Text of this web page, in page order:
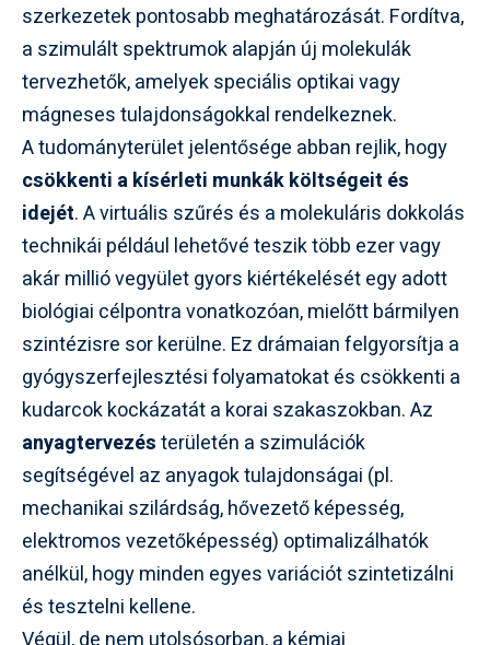
szerkezetek pontosabb meghatározását. Fordítva,
a szimulált spektrumok alapján új molekulák
tervezhetők, amelyek speciális optikai vagy
mágneses tulajdonságokkal rendelkeznek.
A tudományterület jelentősége abban rejlik, hogy
csökkenti a kísérleti munkák költségeit és
idejét. A virtuális szűrés és a molekuláris dokkolás
technikái például lehetővé teszik több ezer vagy
akár millió vegyület gyors kiértékelését egy adott
biológiai célpontra vonatkozóan, mielőtt bármilyen
szintézisre sor kerülne. Ez drámaian felgyorsítja a
gyógyszerfejlesztési folyamatokat és csökkenti a
kudarcok kockázatát a korai szakaszokban. Az
anyagtervezésterületén a szimulációk
segítségével az anyagok tulajdonságai (pl.
mechanikai szilárdság, hővezető képesség,
elektromos vezetőképesség) optimalizálhatók
anélkül, hogy minden egyes variációt szintetizálni
és tesztelni kellene.